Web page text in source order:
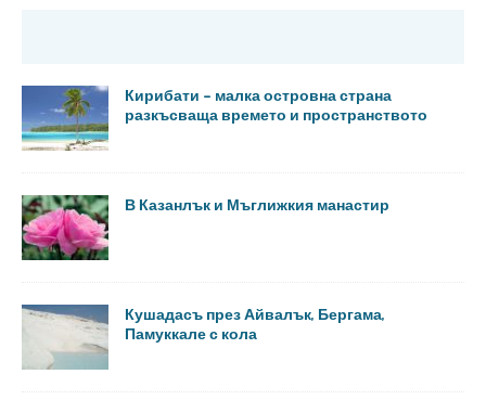
Кирибати – малка островна страна
разкъсваща времето и пространството
В Казанлък и Мъглижкия манастир
Кушадасъ през Айвалък, Бергама,
Памуккале с кола